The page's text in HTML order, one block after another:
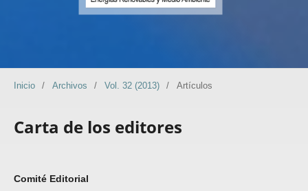
Inicio / Archivos / Vol. 32 (2013) / Artículos
Carta de los editores
Comité Editorial